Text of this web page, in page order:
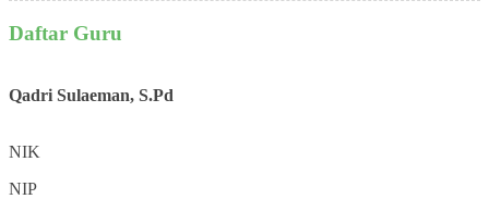
Daftar Guru
Qadri Sulaeman, S.Pd
NIK
NIP